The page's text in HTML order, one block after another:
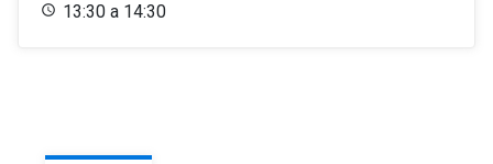
13:30 a 14:30